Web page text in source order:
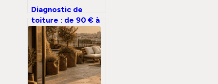
Diagnostic de
toiture : de 90 € à
1 300 €, comment
anticiper le coût
réel de votre
inspection